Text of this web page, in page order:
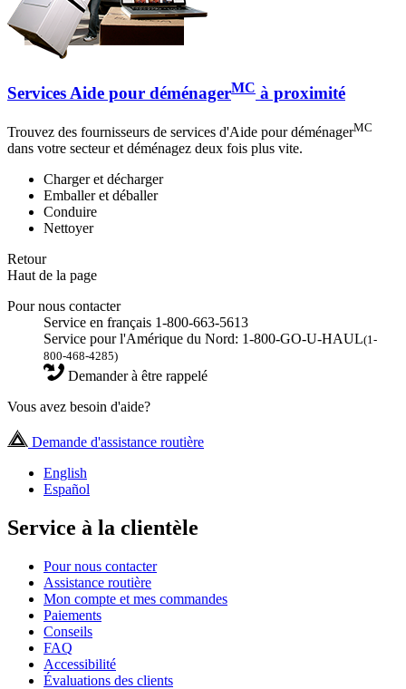
Services Aide pour déménagerMC à proximité
Trouvez des fournisseurs de services d'Aide pour déménagerMC
dans votre secteur et déménagez deux fois plus vite.
Charger et décharger
Emballer et déballer
Conduire
Nettoyer
Retour
Haut de la page
Pour nous contacter
Service en français 1-800-663-5613
Service pour l'Amérique du Nord: 1-800-GO-U-HAUL(1-
800-468-4285)
Demander à être rappelé
Vous avez besoin d'aide?
Demande d'assistance routière
English
Español
Service à la clientèle
Pour nous contacter
Assistance routière
Mon compte et mes commandes
Paiements
Conseils
FAQ
Accessibilité
Évaluations des clients